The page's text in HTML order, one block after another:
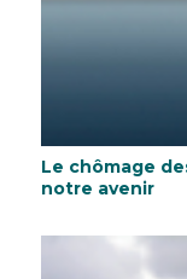
Le chômage
notre avenir